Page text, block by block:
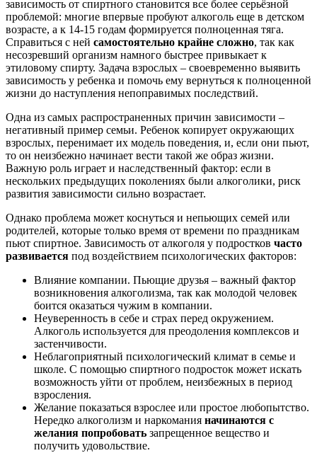
зависимость от спиртного становится все более серьёзной
проблемой: многие впервые пробуют алкоголь еще в детском
возрасте, а к 14-15 годам формируется полноценная тяга.
Справиться с ней самостоятельно крайне сложно, так как
несозревший организм намного быстрее привыкает к
этиловому спирту. Задача взрослых – своевременно выявить
зависимость у ребенка и помочь ему вернуться к полноценной
жизни до наступления непоправимых последствий.
Одна из самых распространенных причин зависимости –
негативный пример семьи. Ребенок копирует окружающих
взрослых, перенимает их модель поведения, и, если они пьют,
то он неизбежно начинает вести такой же образ жизни.
Важную роль играет и наследственный фактор: если в
нескольких предыдущих поколениях были алкоголики, риск
развития зависимости сильно возрастает.
Однако проблема может коснуться и непьющих семей или
родителей, которые только время от времени по праздникам
пьют спиртное. Зависимость от алкоголя у подростков часто
развивается под воздействием психологических факторов:
Влияние компании. Пьющие друзья – важный фактор
возникновения алкоголизма, так как молодой человек
боится оказаться чужим в компании.
Неуверенность в себе и страх перед окружением.
Алкоголь используется для преодоления комплексов и
застенчивости.
Неблагоприятный психологический климат в семье и
школе. С помощью спиртного подросток может искать
возможность уйти от проблем, неизбежных в период
взросления.
Желание показаться взрослее или простое любопытство.
Нередко алкоголизм и наркомания начинаются с
желания попробовать запрещенное вещество и
получить удовольствие.